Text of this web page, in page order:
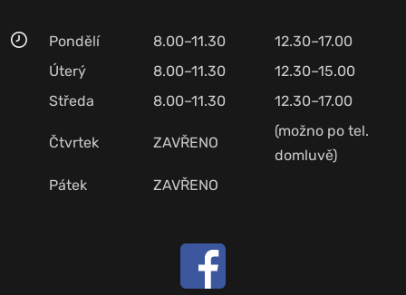
Pondělí 8.00–11.30
12.30–17.00
Úterý
8.00–11.30
12.30–15.00
Středa
8.00–11.30 12.30–17.00
Čtvrtek ZAVŘENO
(možno po tel.
domluvě)
Pátek
ZAVŘENO